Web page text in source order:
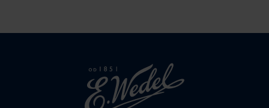
Strona
głowna
Wedel.pl